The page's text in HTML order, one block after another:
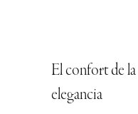
El confort de la
elegancia